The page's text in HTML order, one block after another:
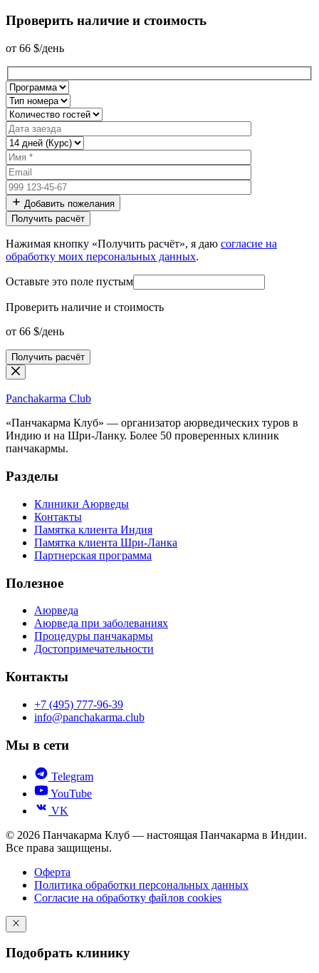
Проверить наличие и стоимость
от 66 $/день
Добавить пожелания
Нажимая кнопку «Получить расчёт», я даю согласие на
обработку моих персональных данных.
Оставьте это поле пустым
Проверить наличие и стоимость
от 66 $/день
Получить расчёт
Panchakarma Club
«Панчакарма Клуб» — организатор аюрведических туров в
Индию и на Шри-Ланку. Более 50 проверенных клиник
панчакармы.
Разделы
Клиники Аюрведы
Контакты
Памятка клиента Индия
Памятка клиента Шри-Ланка
Партнерская программа
Полезное
Аюрведа
Аюрведа при заболеваниях
Процедуры панчакармы
Достопримечательности
Контакты
+7 (495) 777-96-39
info@panchakarma.club
Мы в сети
Telegram
YouTube
VK
© 2026 Панчакарма Клуб — настоящая Панчакарма в Индии.
Все права защищены.
Оферта
Политика обработки персональных данных
Согласие на обработку файлов cookies
Подобрать клинику